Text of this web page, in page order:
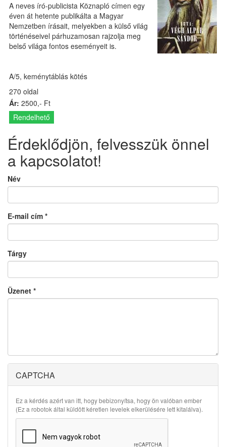
A neves író-publicista Köznapló címen egy
éven át hetente publikálta a Magyar
Nemzetben írásait, melyekben a külső világ
történéseivel párhuzamosan rajzolja meg
belső világa fontos eseményeit is.
A/5, keménytáblás kötés
270 oldal
Ár: 2500,- Ft
Rendelhető
Érdeklődjön, felvesszük önnel
a kapcsolatot!
Név
E-mail cím *
Tárgy
Üzenet *
CAPTCHA
Ez a kérdés azért van itt, hogy bebizonyítsa, hogy ön valóban ember
(Ez a robotok által küldött kéretlen levelek elkerülésére lett kitalálva).